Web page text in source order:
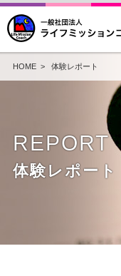
HOME> 体験レポート
REPORT
体験レポート